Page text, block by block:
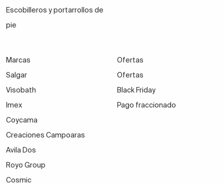
Escobilleros y portarrollos de
pie
Marcas
Salgar
Visobath
Imex
Coycama
Creaciones Campoaras
Avila Dos
Royo Group
Cosmic
Ofertas
Ofertas
Black Friday
Pago fraccionado